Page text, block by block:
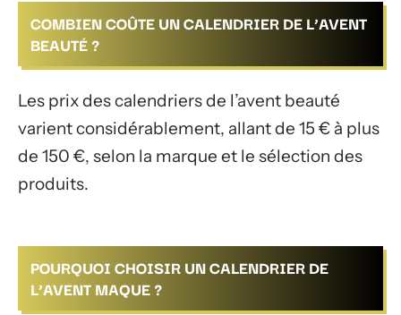
COMBIEN COÛTE UN CALENDRIER DE L’AVENT
BEAUTÉ ?
Les prix des calendriers de l’avent beauté
varient considérablement, allant de 15 € à plus
de 150 €, selon la marque et le sélection des
produits.
POURQUOI CHOISIR UN CALENDRIER DE
L’AVENT MAQUE ?